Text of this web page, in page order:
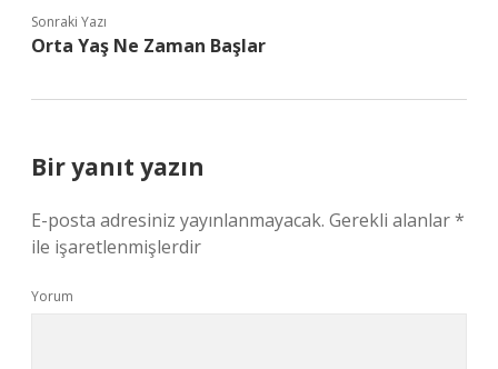
Sonraki Yazı
Orta Yaş Ne Zaman Başlar
Bir yanıt yazın
E-posta adresiniz yayınlanmayacak. Gerekli alanlar*
ile işaretlenmişlerdir
Yorum